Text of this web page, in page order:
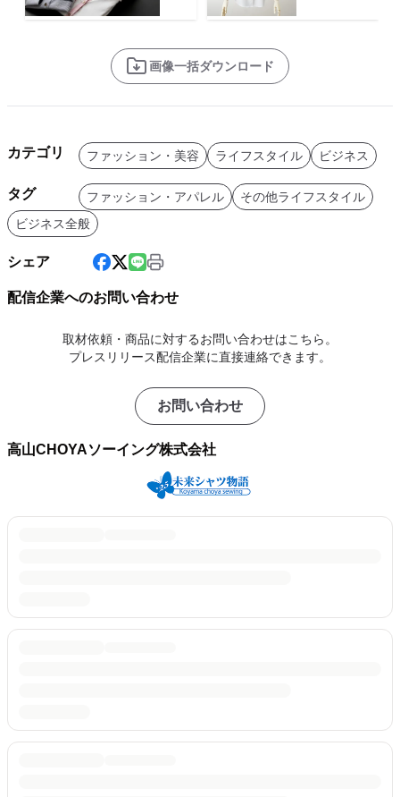
画像一括ダウンロード
カテゴリ ファッション・美容 ライフスタイル ビジネス
タグ ファッション・アパレル
その他ライフスタイル
ビジネス全般
シェア
配信企業へのお問い合わせ
取材依頼・商品に対するお問い合わせはこちら。
プレスリリース配信企業に直接連絡できます。
お問い合わせ
高山CHOYAソーイング株式会社